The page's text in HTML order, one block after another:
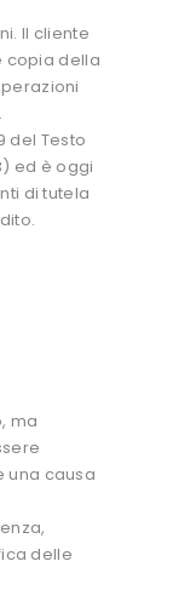
Il cliente
copia della
del Testo
ed è oggi
di tutela
ma
una causa
delle